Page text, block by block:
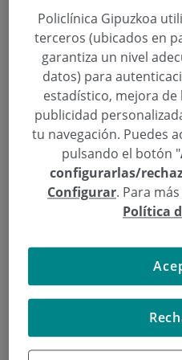
Aitor
rehabilitación
hombro
Categoría:Rehabilitación
Donostia / San
Policlínica Gipuzkoa,Quironsalud,
Policlínica Gipuzkoa
terceros (ubicados en
garantiza un nivel
datos) para
estadístico, mejora
publicidad
tu navegación. Puedes
pulsando el botón "
configurarlas/
Configurar. Para
Política